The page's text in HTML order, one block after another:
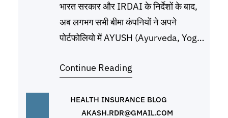
भारत सरकार और IRDAI के निर्देशों के बाद,
अब लगभग सभी बीमा कंपनियों ने अपने
पोर्टफोलियो में AYUSH (Ayurveda, Yoga
Homeopathy) को शामिल कर लिया है।
एलोपैथी से थोड़े अलग हो सकते हैं। आयुष
Continue Reading
HEALTH INSURANCE BLOG
AKASH.RDR@GMAIL.COM